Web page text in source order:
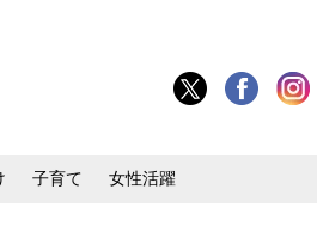
子育て 女性活躍